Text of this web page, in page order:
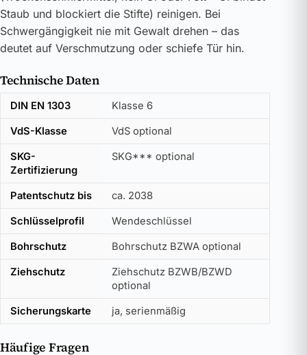
Staub und blockiert die Stifte) reinigen. Bei
Schwergängigkeit nie mit Gewalt drehen – das
deutet auf Verschmutzung oder schiefe Tür hin.
Technische Daten
DIN EN 1303 Klasse 6
VdS-Klasse VdS optional
SKG-
Zertifizierung
SKG*** optional
Patentschutz bis ca. 2038
Schlüsselprofil Wendeschlüssel
Bohrschutz Bohrschutz BZWA optional
Ziehschutz
Ziehschutz BZWB/BZWD
optional
Sicherungskarte ja, serienmäßig
Häufige Fragen